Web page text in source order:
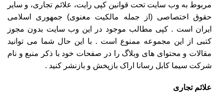
مربوط به وب سایت تحت قوانین کپی رایت، علائم تجاری، و سایر
حقوق اختصاصی (از جمله مالکیت معنوی) جمهوری اسلامی
ایران است . کپی مطالب موجود در این وب سایت بدون مجوز
کتبی از این مجموعه ممنوع است . با این حال شما می توانید
مقالات و محتوای های وبلاگ را در صفحات خود با ذکر منبع و نام
شرکت سیما کابل رسانا اراک بازپخش و بازنشر کنید .
علائم تجاری